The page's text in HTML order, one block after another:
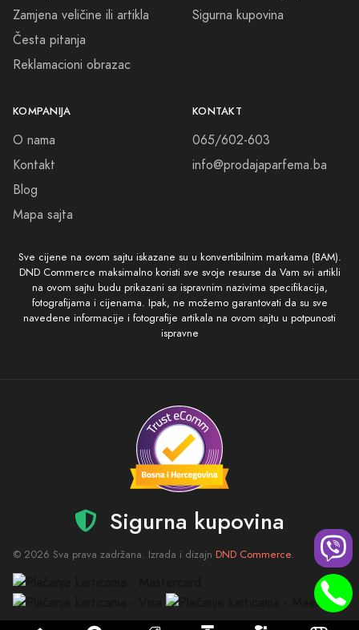
Zamjena veličine ili artikla
Česta pitanja
Reklamacioni obrazac
Sigurna kupovina
KOMPANIJA
O nama
Kontakt
Blog
Mapa sajta
KONTAKT
065/602-603
info@prodajaparfema.ba
Sve cijene na ovom sajtu iskazane su u konvertibilnim markama (BAM).
DND Commerce maksimalno koristi sve svoje resurse da Vam svi artikli
na ovom sajtu budu prikazani sa ispravnim nazivima specifikacija,
fotografijama i cijenama. Ipak, ne možemo garantovati da su sve
navedene informacije i fotografije artikala na ovom sajtu u potpunosti
ispravne
Sigurna kupovina
© 2026 Sva prava zadržana. Izrada i dizajn DND Commerce.